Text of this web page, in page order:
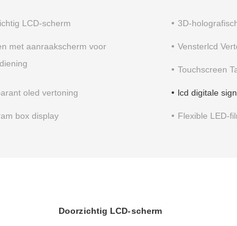
LCD-scherm 3D-
met aanraakscherm voor
Vensterlcd
Touchscreen
oled vertoning lcd digitale
box display Flexible LED-
Doorzichtig LCD-scherm